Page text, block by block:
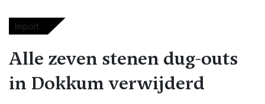
Import
Alle zeven stenen dug-outs
in Dokkum verwijderd